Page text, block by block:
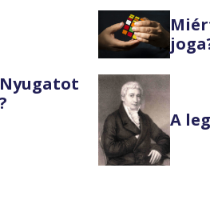
A